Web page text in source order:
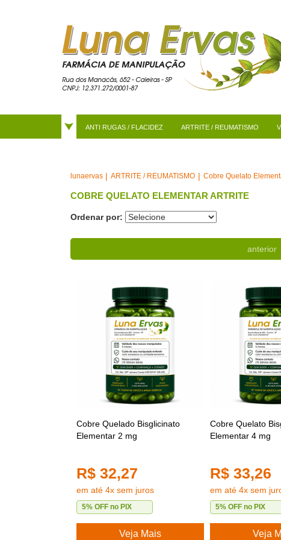
ANTI RUGAS / FLACIDEZ ARTRITE / REUMATISMO
lunaervas ARTRITE / REUMATISMO Cobre Quelato
COBRE QUELATO ELEMENTAR ARTRITE
Ordenar por:
anterior
Cobre Quelado Bisglicinato
Elementar 2 mg
R$ 32,27
em até 4x sem juros
5% OFF no PIX
Veja Mais
Cobre Quelato
Elementar 4 mg
R$ 33,26
em até 4x sem
5% OFF no PIX
Veja